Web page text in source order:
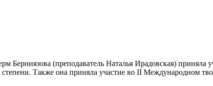
Берниязова (преподаватель Наталья Ирадовская)
Также она приняла участие во II Международном